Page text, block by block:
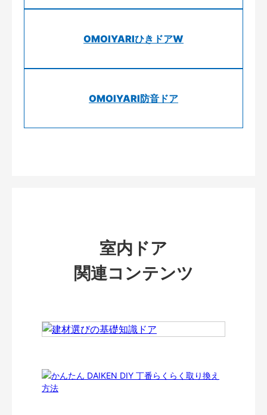
OMOIYARIひきドアW
OMOIYARI防音ドア
室内ドア
関連コンテンツ